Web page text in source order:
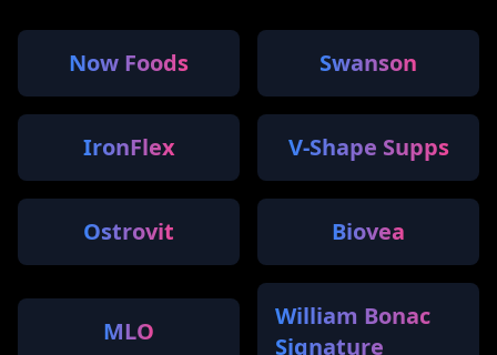
Now Foods Swanson
IronFlex V-Shape Supps
Ostrovit Biovea
MLO
William Bonac
Signature